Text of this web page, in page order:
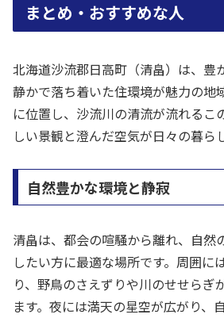
まとめ・おすすめな人
北海道沙流郡日高町（清畠）は、豊
静かで落ち着いた住環境が魅力の地
に位置し、沙流川の清流が流れるこ
しい景観と澄んだ空気が日々の暮ら
自然豊かな環境と静寂
清畠は、都会の喧騒から離れ、自然
したい方に最適な場所です。周囲に
り、野鳥のさえずりや川のせせらぎ
ます。夜には満天の星空が広がり、